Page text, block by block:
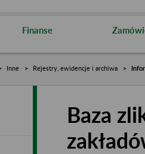
Finanse
Inne Rejestry, ewidencje i archiwa
Baza